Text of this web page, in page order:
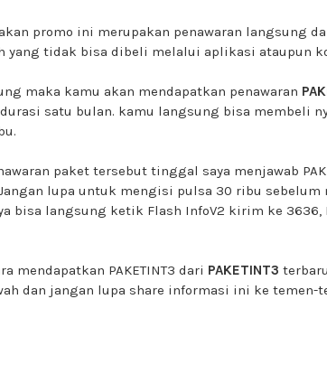
promo ini merupakan penawaran langsung
yang tidak bisa dibeli melalui aplikasi ataupun
maka kamu akan mendapatkan penawaran
satu bulan. kamu langsung bisa membeli
paket tersebut tinggal saya menjawab
lupa untuk mengisi pulsa 30 ribu sebelum
bisa langsung ketik Flash InfoV2 kirim ke
mendapatkan PAKETINT3 dari PAKETINT3
dan jangan lupa share informasi ini ke temen-